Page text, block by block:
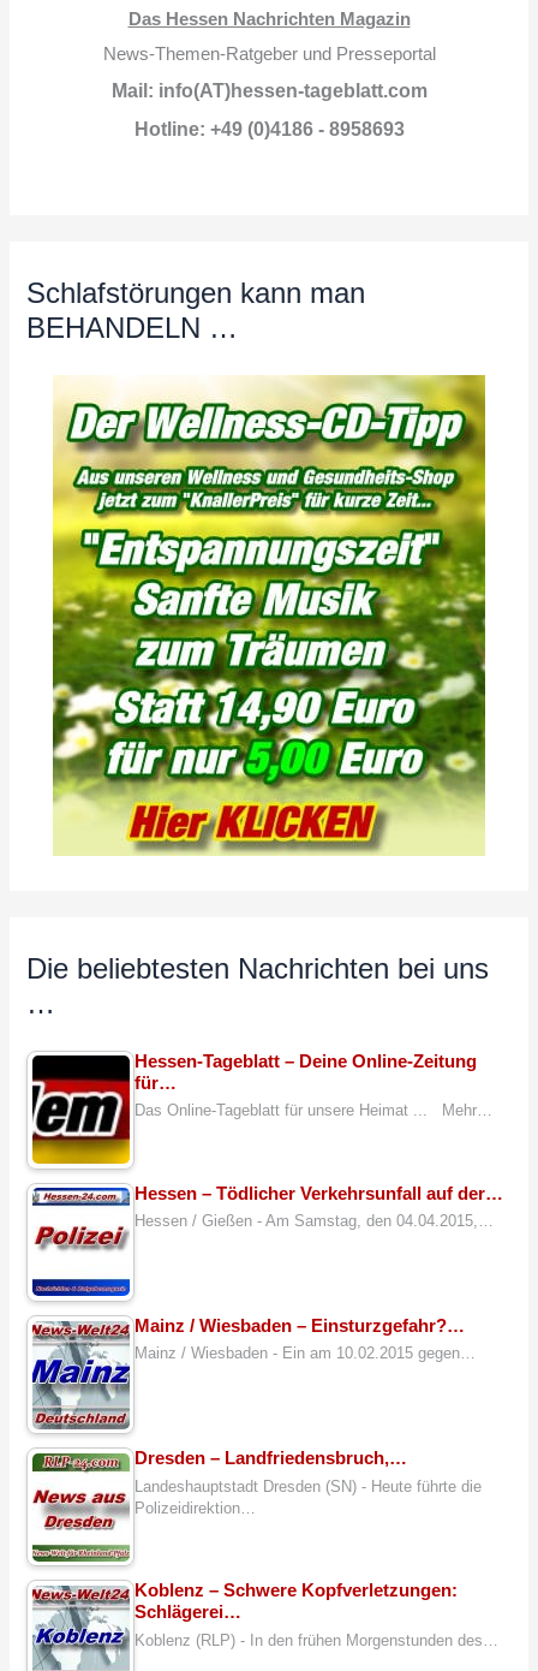
Das Hessen Nachrichten Magazin
News-Themen-Ratgeber und Presseportal
Mail: info(AT)hessen-tageblatt.com
Hotline: +49 (0)4186 - 8958693
Schlafstörungen kann man
BEHANDELN …
Die beliebtesten Nachrichten bei uns
…
Hessen-Tageblatt – Deine Online-Zeitung
für…
Das Online-Tageblatt für unsere Heimat ... Mehr…
Hessen – Tödlicher Verkehrsunfall auf der…
Hessen / Gießen - Am Samstag, den 04.04.2015,…
Mainz / Wiesbaden – Einsturzgefahr?…
Mainz / Wiesbaden - Ein am 10.02.2015 gegen…
Dresden – Landfriedensbruch,…
Landeshauptstadt Dresden (SN) - Heute führte die
Polizeidirektion…
Koblenz – Schwere Kopfverletzungen:
Schlägerei…
Koblenz (RLP) - In den frühen Morgenstunden des…